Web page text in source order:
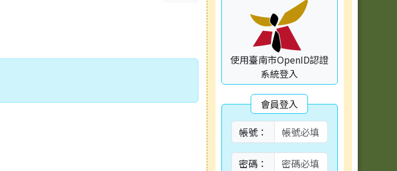
使用臺南市OpenID認證
系統登入
會員登入
帳號：
密碼：